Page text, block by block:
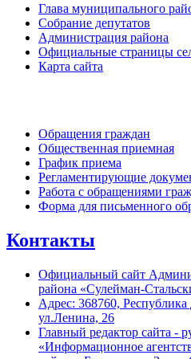
Глава муниципального
Собрание депутатов
Администрация района
Официальные страницы
Карта сайта
Обращения граждан
Общественная приемная
График приема
Регламентирующие
Работа с обращениями
Форма для письменного
Контакты
Официальный сайт
района «Сулейман-
Адрес: 368760, Республика
ул.Ленина, 26
Главный редактор сайта -
«Информационное